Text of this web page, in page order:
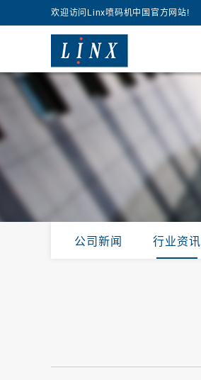
欢迎访问Linx喷码机中国官方网站!
公司新闻 行业资讯